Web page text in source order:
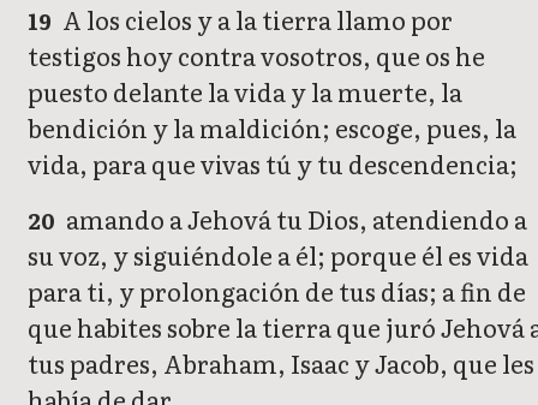
19 A los cielos y a la tierra llamo por
testigos hoy contra vosotros, que os he
puesto delante la vida y la muerte, la
bendición y la maldición; escoge, pues, la
vida, para que vivas tú y tu descendencia;
20 amando a Jehová tu Dios, atendiendo a
su voz, y siguiéndole a él; porque él es vida
para ti, y prolongación de tus días; a fin de
que habites sobre la tierra que juró Jehová
tus padres, Abraham, Isaac y Jacob, que les